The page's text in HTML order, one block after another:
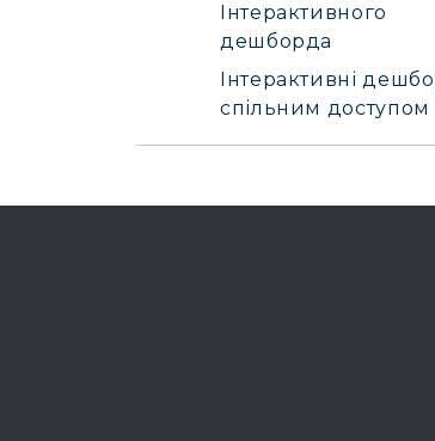
Інтерактивного
дешборда
Інтерактивні
спільним доступом